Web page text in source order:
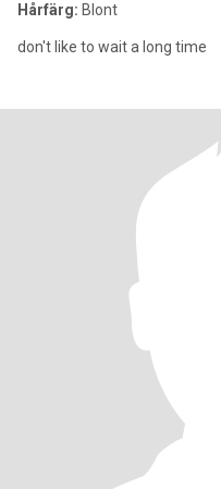
Hårfärg: Blont
don't like to wait a long time